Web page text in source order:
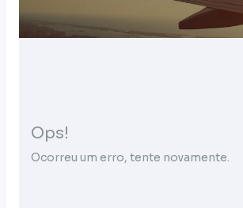
Ops!
Ocorreu um erro, tente novamente.